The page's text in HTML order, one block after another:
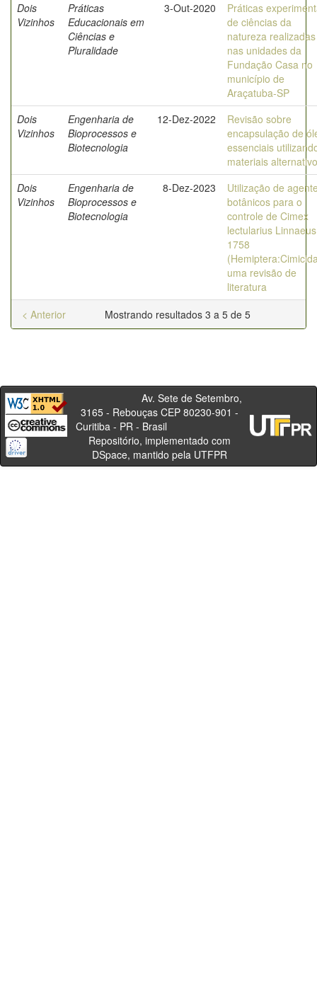
Dois
Vizinhos
Práticas
Educacionais em
Ciências e
Pluralidade
3-Out-2020
Práticas
de ciências da
natureza realizadas
nas unidades da
Fundação Casa no
município de
Araçatuba-SP
Dois
Vizinhos
Engenharia de
Bioprocessos e
Biotecnologia
12-Dez-2022
Revisão sobre
encapsulação de
essenciais
materiais
Dois
Vizinhos
Engenharia de
Bioprocessos e
Biotecnologia
8-Dez-2023
Utilização de
botânicos para o
controle de Cimex
lectularius
1758
uma revisão de
literatura
Mostrando resultados 3 a 5 de 5
< Anterior
Av. Sete de Setembro,
3165 - Rebouças CEP 80230-901 -
Curitiba - PR - Brasil
Repositório, implementado com
DSpace, mantido pela UTFPR